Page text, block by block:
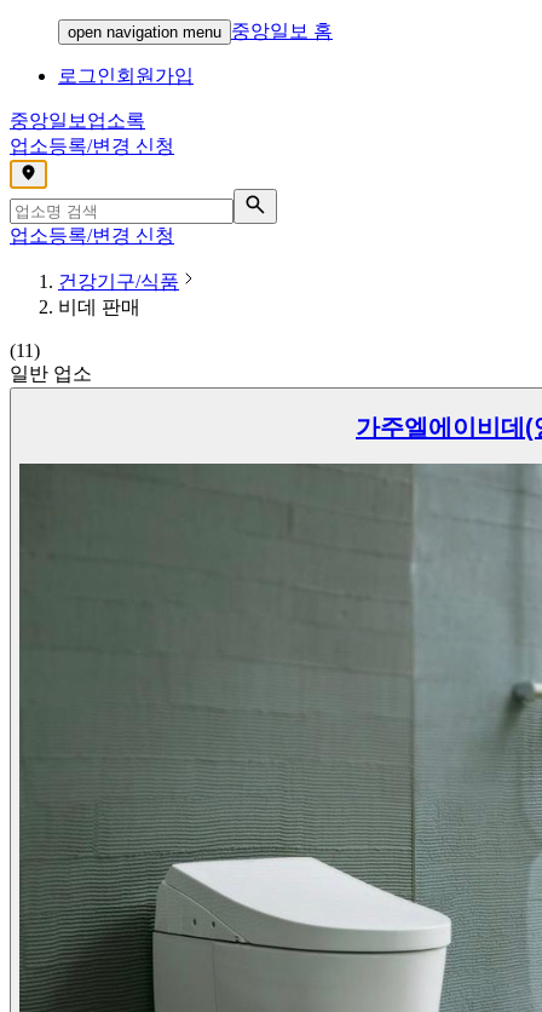
open navigation menu 중앙일보 홈
로그인회원가입
중앙일보 업소록
업소등록/변경 신청
,
업소등록/변경 신청
건강기구/식품
비데 판매
(11)
일반 업소
가주엘에이비데(